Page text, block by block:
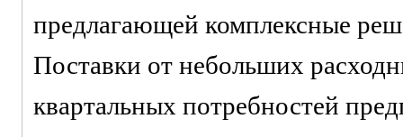
предлагающей комплексные
Поставки от небольших
квартальных потребностей